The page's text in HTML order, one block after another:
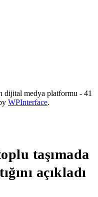
dijital medya platformu - 41
WPInterface.
taşımada
açıkladı